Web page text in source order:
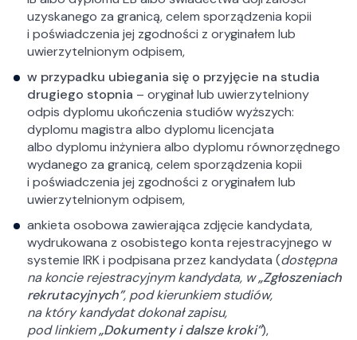
uzyskanego za granicą, celem sporządzenia kopii
i poświadczenia jej zgodności z oryginałem lub
uwierzytelnionym odpisem,
w przypadku ubiegania się o przyjęcie na studia
drugiego stopnia – oryginał lub uwierzytelniony
odpis dyplomu ukończenia studiów wyższych:
dyplomu magistra albo dyplomu licencjata
albo dyplomu inżyniera albo dyplomu równorzędnego
wydanego za granicą, celem sporządzenia kopii
i poświadczenia jej zgodności z oryginałem lub
uwierzytelnionym odpisem,
ankieta osobowa zawierająca zdjęcie kandydata,
wydrukowana z osobistego konta rejestracyjnego w
systemie IRK i podpisana przez kandydata (dostępna
na koncie rejestracyjnym kandydata, w„Zgłoszeniach
rekrutacyjnych”, pod kierunkiem studiów,
na który kandydat dokonał zapisu,
pod linkiem„Dokumenty i dalsze kroki”),